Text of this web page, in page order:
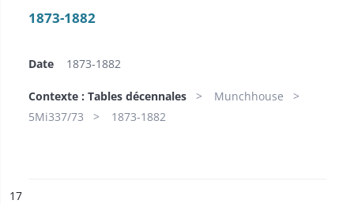
1873-1882
Date 1873-1882
Contexte : Tables décennales
Munchhouse
5Mi337/73
1873-1882
n°
17